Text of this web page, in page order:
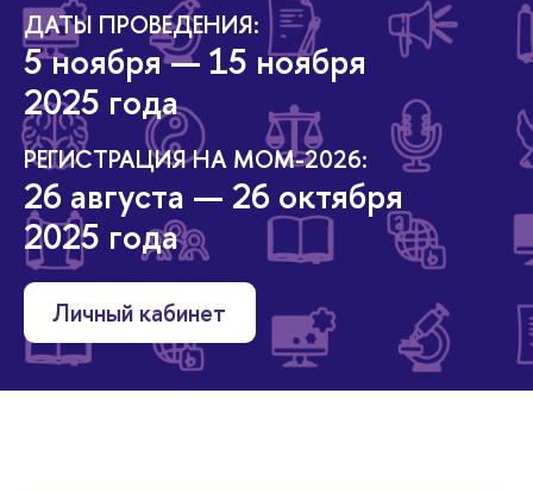
ДАТЫ ПРОВЕДЕНИЯ:
5 ноября — 15 ноября
2025 года
РЕГИСТРАЦИЯ НА МОМ-2026:
26 августа — 26 октября
2025 года
Личный кабинет